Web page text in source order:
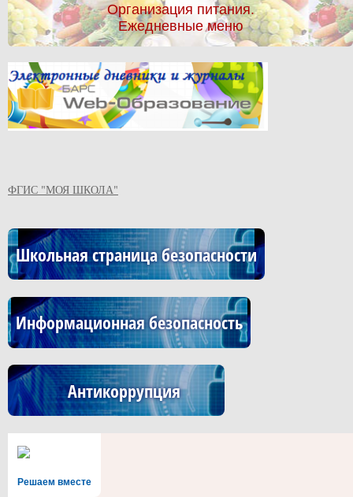
Организация питания.
Ежедневные меню
ФГИС "МОЯ ШКОЛА"
Школьная страница безопасности
Информационная безопасность
Антикоррупция
Решаем вместе